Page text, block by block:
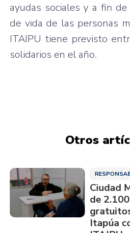
ayudas sociales y a fin
de vida de las personas
ITAIPU tiene previsto
solidarios en el año.
Otros
Ciudad
de
Itapúa